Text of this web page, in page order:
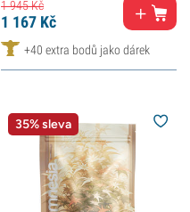
1 945Kč
1 167 Kč
+40 extra bodů jako dárek
35% sleva